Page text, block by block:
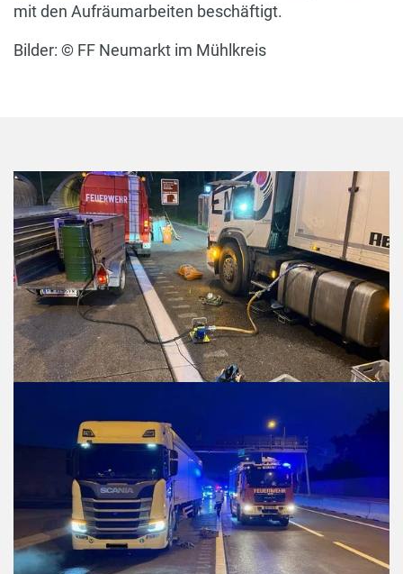
mit den Aufräumarbeiten beschäftigt.
Bilder: © FF Neumarkt im Mühlkreis